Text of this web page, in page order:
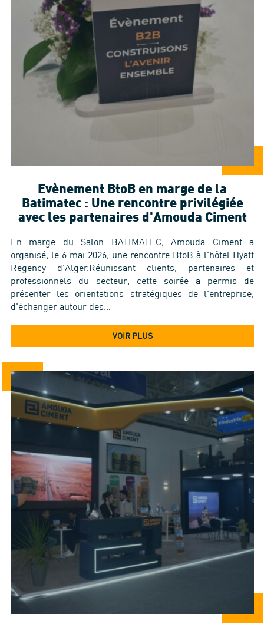
Evènement BtoB en marge de la
Batimatec : Une rencontre privilégiée
avec les partenaires d'Amouda Ciment
En marge du Salon BATIMATEC, Amouda Ciment a
organisé, le 6 mai 2026, une rencontre BtoB à l'hôtel Hyatt
Regency d'Alger.Réunissant clients, partenaires et
professionnels du secteur, cette soirée a permis de
présenter les orientations stratégiques de l'entreprise,
d'échanger autour des…
VOIR PLUS